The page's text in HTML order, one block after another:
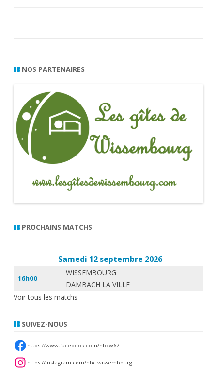
NOS PARTENAIRES
PROCHAINS MATCHS
Samedi 12 septembre 2026
16h00
WISSEMBOURG
DAMBACH LA VILLE
Voir tous les matchs
SUIVEZ-NOUS
https://www.facebook.com/hbcw67
https://instagram.com/hbc.wissembourg